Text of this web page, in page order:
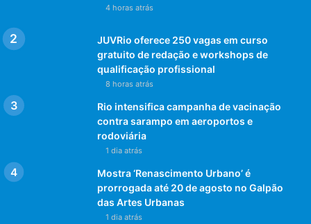
4 horas atrás
JUVRio oferece 250 vagas em curso
gratuito de redação e workshops de
qualificação profissional
8 horas atrás
Rio intensifica campanha de vacinação
contra sarampo em aeroportos e
rodoviária
1 dia atrás
Mostra ‘Renascimento Urbano’ é
prorrogada até 20 de agosto no Galpão
das Artes Urbanas
1 dia atrás